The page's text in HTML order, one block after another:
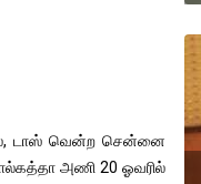
டாஸ் வென்ற சென்னை
அணி 20 ஓவரில்